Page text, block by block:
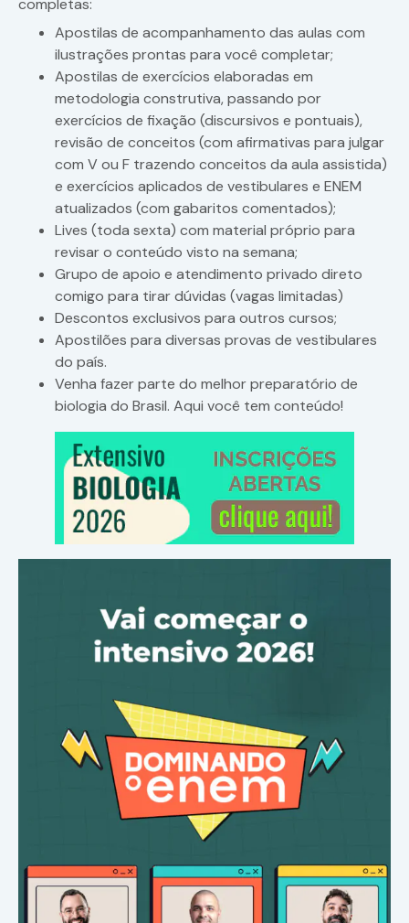
completas:
Apostilas de acompanhamento das aulas com
ilustrações prontas para você completar;
Apostilas de exercícios elaboradas em
metodologia construtiva, passando por
exercícios de fixação (discursivos e pontuais),
revisão de conceitos (com afirmativas para julgar
com V ou F trazendo conceitos da aula assistida)
e exercícios aplicados de vestibulares e ENEM
atualizados (com gabaritos comentados);
Lives (toda sexta) com material próprio para
revisar o conteúdo visto na semana;
Grupo de apoio e atendimento privado direto
comigo para tirar dúvidas (vagas limitadas)
Descontos exclusivos para outros cursos;
Apostilões para diversas provas de vestibulares
do país.
Venha fazer parte do melhor preparatório de
biologia do Brasil. Aqui você tem conteúdo!